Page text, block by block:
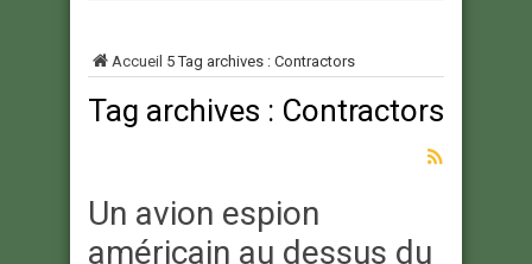
Accueil 5Tag archives : Contractors
Tag archives : Contractors
Un avion espion
américain au dessus du